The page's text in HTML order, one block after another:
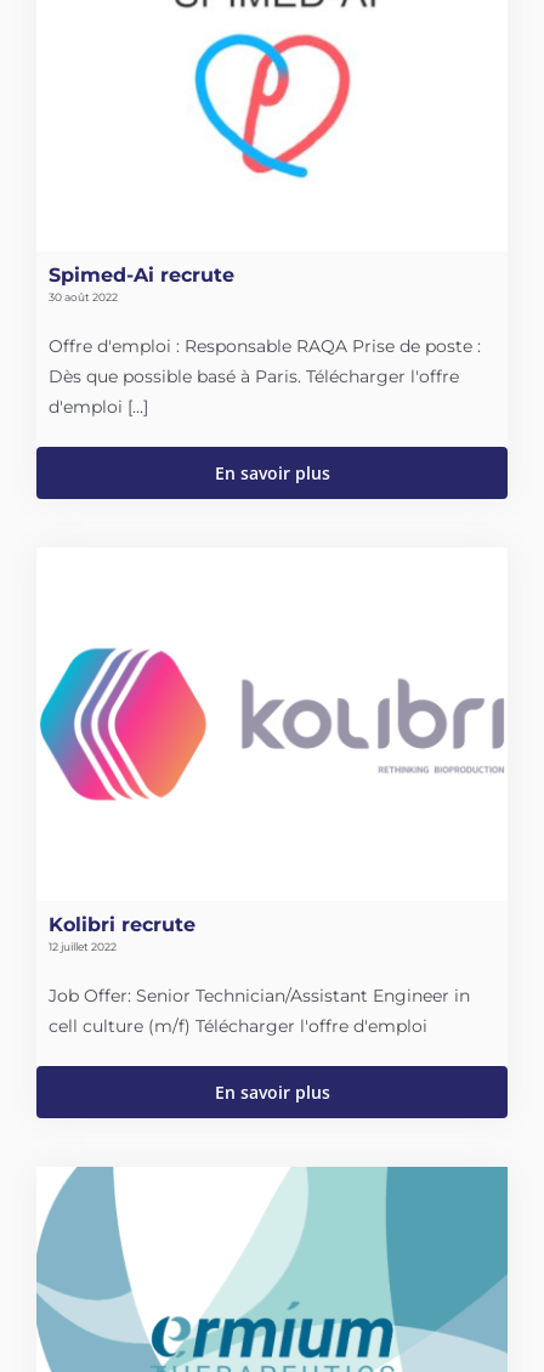
Spimed-Ai recrute
30 août 2022
Offre d'emploi : Responsable RAQA Prise de poste :
Dès que possible basé à Paris. Télécharger l'offre
d'emploi [...]
En savoir plus
Kolibri recrute
12 juillet 2022
Job Offer: Senior Technician/Assistant Engineer in
cell culture (m/f) Télécharger l'offre d'emploi
En savoir plus